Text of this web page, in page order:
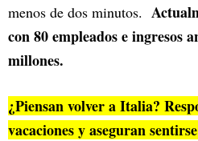
menos de dos minutos.
con 80 empleados e ingresos
millones.
¿Piensan volver a Italia?
vacaciones y aseguran